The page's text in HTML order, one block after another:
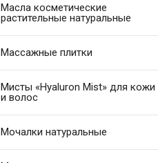
Масла косметические
растительные натуральные
Массажные плитки
Мисты «Hyaluron Mist» для кожи
и волос
Мочалки натуральные